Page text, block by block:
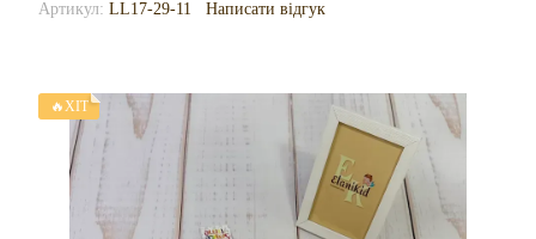
Артикул: LL17-29-11 Написати відгук
🔥ХІТ